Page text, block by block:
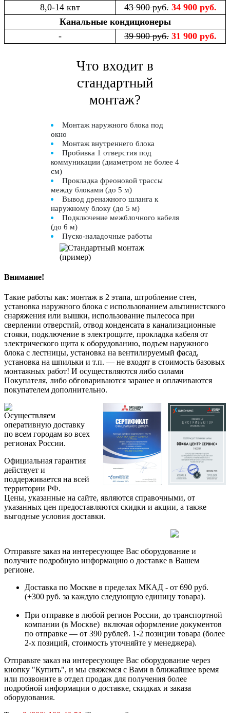
8,0-14 квт 43 900 руб. 34 900 руб.
Канальные кондиционеры
-
39 900 руб. 31 900 руб.
Что входит в
стандартный
монтаж?
Монтаж наружного блока под
окно
Монтаж внутреннего блока
Пробивка 1 отверстия под
коммуникации (диаметром не более 4
см)
Прокладка фреоновой трассы
между блоками (до 5 м)
Вывод дренажного шланга к
наружному блоку (до 5 м)
Подключение межблочного кабеля
(до 6 м)
Пуско-наладочные работы
Внимание!
Такие работы как: монтаж в 2 этапа, штробление стен,
установка наружного блока с использованием альпинистского
снаряжения или вышки, использование пылесоса при
сверлении отверстий, отвод конденсата в канализационные
стояки, подключение в электрощите, прокладка кабеля от
электрического щита к оборудованию, подъем наружного
блока с лестницы, установка на вентилируемый фасад,
установка на шпильки и т.п. — не входят в стоимость базовых
монтажных работ! И осуществляются либо силами
Покупателя, либо обговариваются заранее и оплачиваются
покупателем дополнительно.
Осуществляем
оперативную доставку
по всем городам во всех
регионах России.
Официальная гарантия
действует и
поддерживается на всей
территории РФ.
Цены, указанные на сайте, являются справочными, от
указанных цен предоставляются скидки и акции, а также
выгодные условия доставки.
Отправьте заказ на интересующее Вас оборудование и
получите подробную информацию о доставке в Вашем
регионе.
Доставка по Москве в пределах МКАД - от 690 руб.
(+300 руб. за каждую следующую единицу товара).
При отправке в любой регион России, до транспортной
компании (в Москве) включая оформление документов
по отправке — от 390 рублей. 1-2 позиции товара (более
2-х позиций, стоимость уточняйте у менеджера).
Отправьте заказ на интересующее Вас оборудование через
кнопку "Купить", и мы свяжемся с Вами в ближайшее время
или позвоните в отдел продаж для получения более
подробной информации о доставке, скидках и заказа
оборудования.